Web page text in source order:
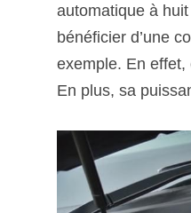
automatique à
bénéficier d’une
exemple. En
En plus, sa